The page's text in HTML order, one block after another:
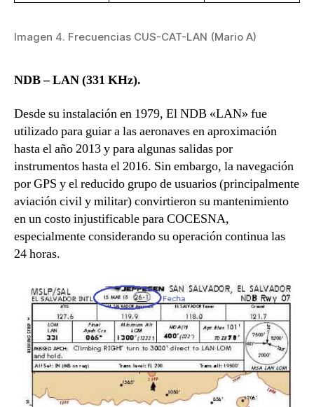
Imagen 4. Frecuencias CUS-CAT-LAN (Mario A)
NDB – LAN (331 KHz).
Desde su instalación en 1979, El NDB «LAN» fue
utilizado para guiar a las aeronaves en aproximación
hasta el año 2013 y para algunas salidas por
instrumentos hasta el 2016. Sin embargo, la navegación
por GPS y el reducido grupo de usuarios (principalmente
aviación civil y militar) convirtieron su mantenimiento
en un costo injustificable para COCESNA,
especialmente considerando su operación continua las
24 horas.